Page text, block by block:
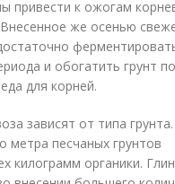
привести к ожогам
же осенью
и обогатить грунт
для корней.
зависят от типа
метра песчаных грунтов
килограмм органики.